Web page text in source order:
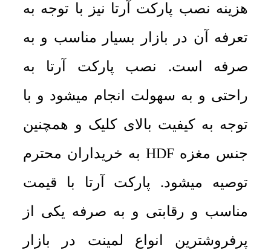
هزینه نصب پارکت آرتا نیز با توجه به
تعرفه آن در بازار بسیار مناسب و به
صرفه است. نصب پارکت آرتا به
راحتی و به سهولت انجام میشود و با
توجه به کیفیت بالای کلیک و همچنین
جنس مغزه HDF به خریداران محترم
توصیه میشود. پارکت آرتا با قیمت
مناسب و رقابتی و به صرفه یکی از
پرفروشترین انواع لمینت در بازار